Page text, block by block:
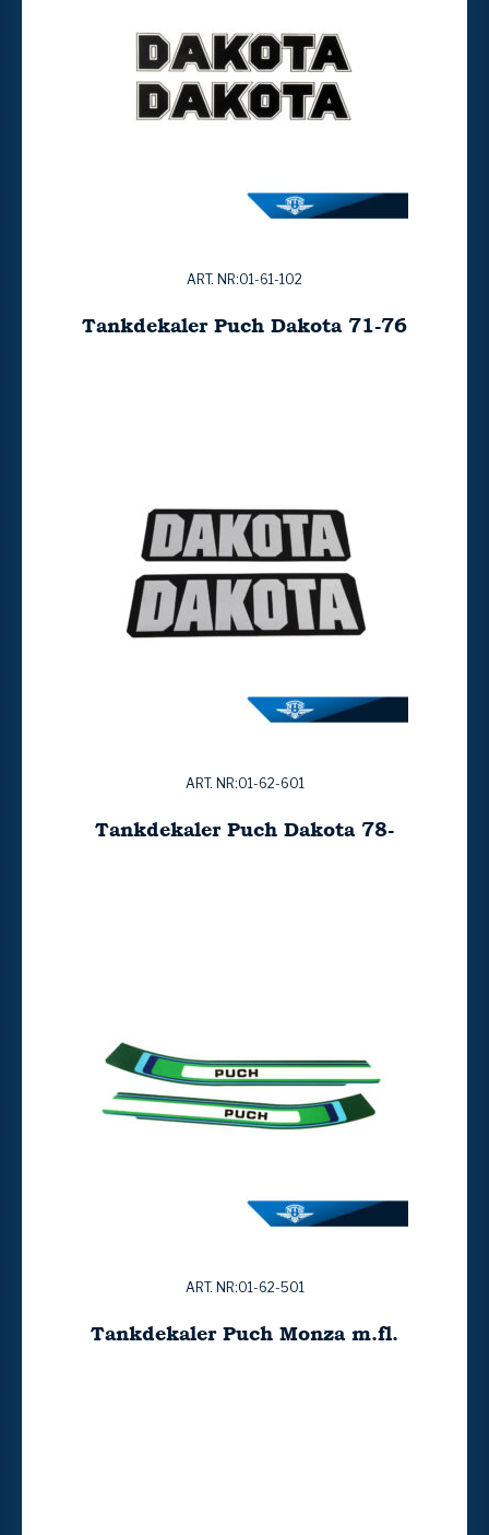
ART. NR:01-61-102
Tankdekaler Puch Dakota 71-76
ART. NR:01-62-601
Tankdekaler Puch Dakota 78-
ART. NR:01-62-501
Tankdekaler Puch Monza m.fl.